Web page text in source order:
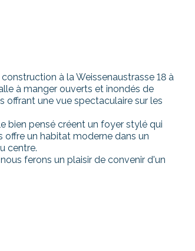
à la Weissenaustrasse 18 à
à manger ouverts et inondés de
offrant une vue spectaculaire sur les
bien pensé créent un foyer stylé qui
un habitat moderne dans un
centre.
ferons un plaisir de convenir d'un